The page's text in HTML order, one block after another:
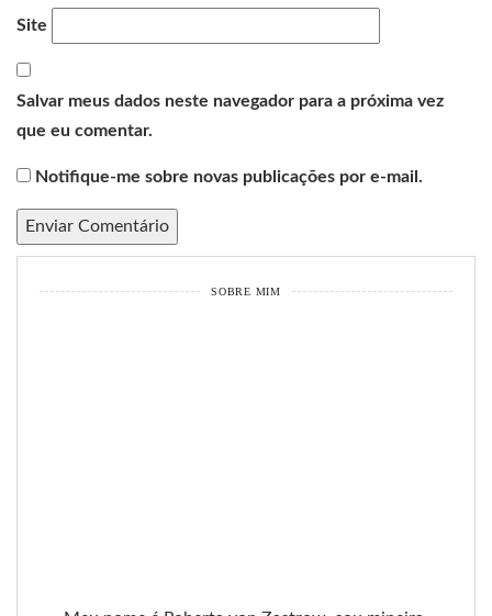
Site
Salvar meus dados neste navegador para a próxima vez
que eu comentar.
Notifique-me sobre novas publicações por e-mail.
SOBRE MIM